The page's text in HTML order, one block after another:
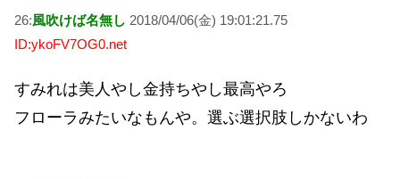
26:風吹けば名無し 2018/04/06(金) 19:01:21.75
ID:ykoFV7OG0.net
すみれは美人やし金持ちやし最高やろ
フローラみたいなもんや。選ぶ選択肢しかないわ